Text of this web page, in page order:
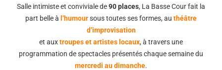
Salle intimiste et conviviale de90 places, La Basse Cour fait la
part belle à l’humoursous toutes ses formes, au théâtre
d’improvisation
et auxtroupes et artistes locaux, à travers une
programmation de spectacles présentés chaque semaine du
mercredi au dimanche.